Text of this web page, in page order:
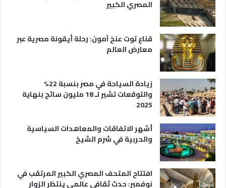
المصري الكبير
قناع توت عنخ آمون: رحلة أيقونة مصرية عبر
معارض العالم
زيادة السياحة في مصر بنسبة 22%
والتوقعات تشير لـ 18 مليون سائح بنهاية
2025
أشهر الاتفاقات والمعاهدات السياسية
والحربية في شرم الشيخ
افتتاح المتحف المصري الكبير المرتقب في
نوفمبر: حدث ثقافي عالمي ينتظر الزوار